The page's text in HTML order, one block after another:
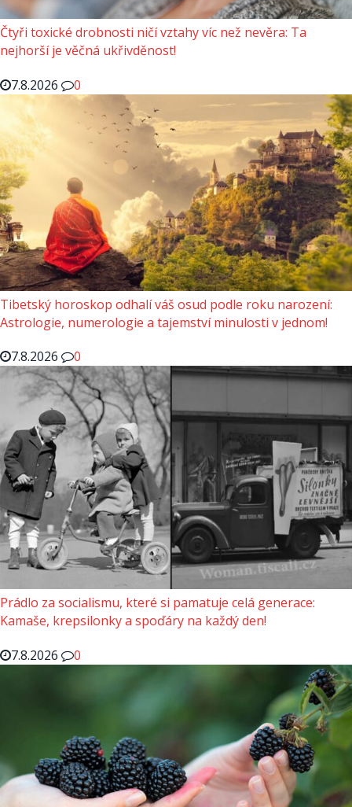
Čtyři toxické drobnosti ničí vztahy víc než nevěra: Ta
nejhorší je věčná ukřivděnost!
7.8.2026
0
Tibetský horoskop odhalí váš osud podle roku narození:
Astrologie, numerologie a tajemství minulosti v jednom!
7.8.2026
0
Prádlo za socialismu, které si pamatuje celá generace:
Kamaše, krepsilonky a spoďáry na každý den!
7.8.2026
0